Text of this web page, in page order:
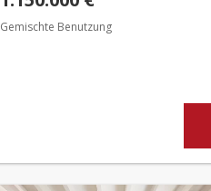
Gemischte Benutzung